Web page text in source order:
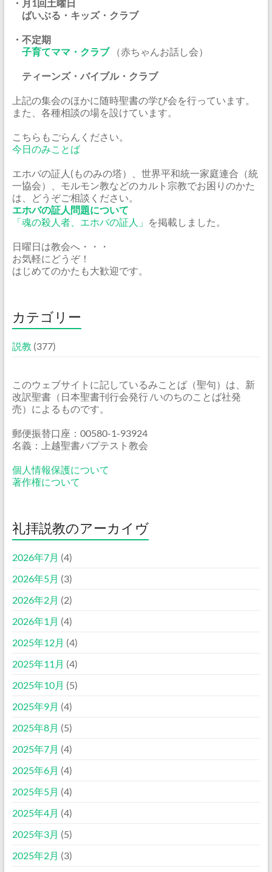
・月1回土曜日
ばいぶる・キッズ・クラブ
・不定期
子育てママ・クラブ（赤ちゃんお話し会）
ティーンズ・バイブル・クラブ
上記の集会のほかに随時聖書の学び会を行っています。
また、各種相談の場を設けています。
こちらもごらんください。
今日のみことば
エホバの証人(ものみの塔）、世界平和統一家庭連合（統
一協会）、モルモン教などのカルト宗教でお困りのかた
は、どうぞご相談ください。
エホバの証人問題について
「魂の殺人者、エホバの証人」 を掲載しました。
日曜日は教会へ・・・
お気軽にどうぞ！
はじめてのかたも大歓迎です。
カテゴリー
説教 (377)
このウェブサイトに記しているみことば（聖句）は、新
改訳聖書（日本聖書刊行会発行 /いのちのことば社発
売）によるものです。
郵便振替口座：00580-1-93924
名義：上越聖書バプテスト教会
個人情報保護について
著作権について
礼拝説教のアーカイヴ
2026年7月 (4)
2026年5月 (3)
2026年2月 (2)
2026年1月 (4)
2025年12月 (4)
2025年11月 (4)
2025年10月 (5)
2025年9月 (4)
2025年8月 (5)
2025年7月 (4)
2025年6月 (4)
2025年5月 (4)
2025年4月 (4)
2025年3月 (5)
2025年2月 (3)